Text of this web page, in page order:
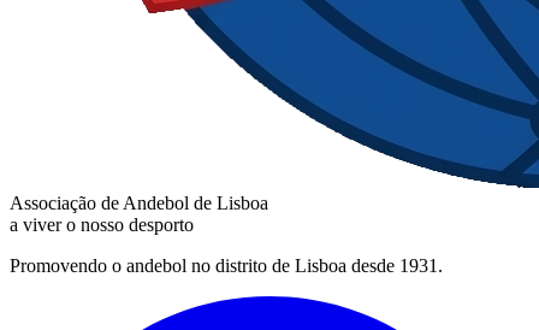
Associação de Andebol de Lisboa
a viver o nosso desporto
Promovendo o andebol no distrito de Lisboa desde 1931.